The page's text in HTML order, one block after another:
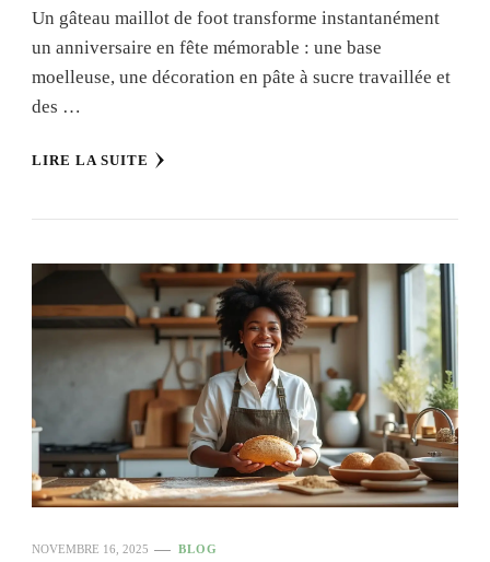
Un gâteau maillot de foot transforme instantanément
un anniversaire en fête mémorable : une base
moelleuse, une décoration en pâte à sucre travaillée et
des …
LIRE LA SUITE
NOVEMBRE 16, 2025 BLOG